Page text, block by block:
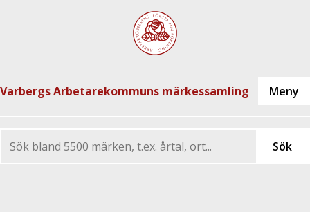
Varbergs Arbetarekommuns märkessamling